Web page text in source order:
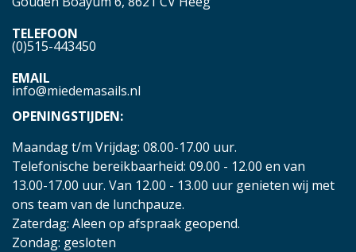
TELEFOON
(0)515-443450
EMAIL
info@miedemasails.nl
OPENINGSTIJDEN:
Maandag t/m Vrijdag: 08.00-17.00 uur.
Telefonische bereikbaarheid: 09.00 - 12.00 en van
13.00-17.00 uur. Van 12.00 - 13.00 uur genieten wij met
ons team van de lunchpauze.
Zaterdag: Aleen op afspraak geopend.
Zondag: gesloten